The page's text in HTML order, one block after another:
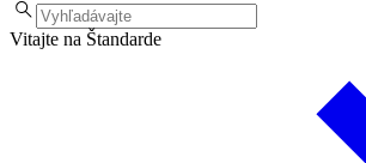
Vitajte na Štandarde